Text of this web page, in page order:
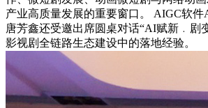
产业高质量发展的重要窗口。 AIGC软
唐芳鑫还受邀出席圆桌对话“AI赋新﹒
影视剧全链路生态建设中的落地经验。